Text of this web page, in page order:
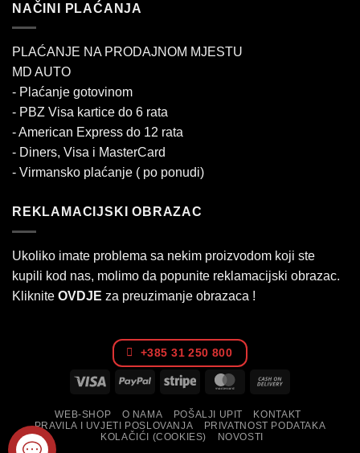
NAČINI PLAĆANJA
PLAĆANJE NA PRODAJNOM MJESTU
MD AUTO
- Plaćanje gotovinom
- PBZ Visa kartice do 6 rata
- American Express do 12 rata
- Diners, Visa i MasterCard
- Virmansko plaćanje ( po ponudi)
REKLAMACIJSKI OBRAZAC
Ukoliko imate problema sa nekim proizvodom koji ste
kupili kod nas, molimo da popunite reklamacijski obrazac.
Kliknite OVDJE za preuzimanje obrazaca !
+385 31 250 800
Visa PayPal Stripe MasterCard
Delivery
WEB-SHOP O NAMA POŠALJI UPIT
KONTAKT
PRAVILA I UVJETI POSLOVANJA
PRIVATNOST PODATAKA
KOLAČIĆI (COOKIES)
NOVOSTI